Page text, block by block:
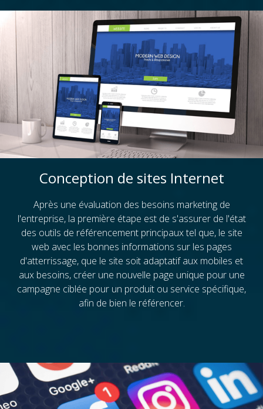
Conception de sites Internet
Après une évaluation des besoins marketing de
l'entreprise, la première étape est de s'assurer de l'état
des outils de référencement principaux tel que, le site
web avec les bonnes informations sur les pages
d'atterrissage, que le site soit adaptatif aux mobiles et
aux besoins, créer une nouvelle page unique pour une
campagne ciblée pour un produit ou service spécifique,
afin de bien le référencer.